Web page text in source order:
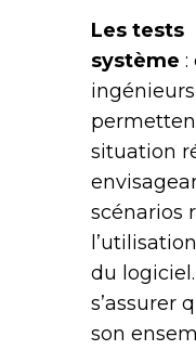
Les tests
système :
situation
scénarios
du
s’assurer
son